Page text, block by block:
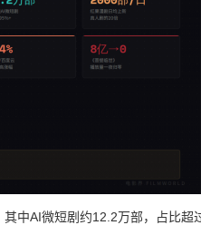
中AI微短剧约12.2万部，占比超